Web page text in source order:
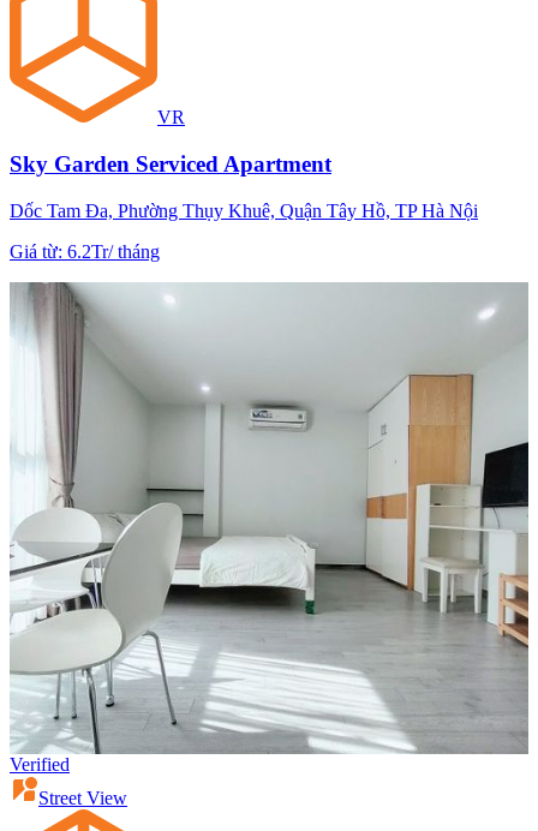
VR
Sky Garden Serviced Apartment
Dốc Tam Đa, Phường Thụy Khuê, Quận Tây Hồ, TP Hà Nội
Giá từ: 6.2Tr/tháng
Verified
Street View